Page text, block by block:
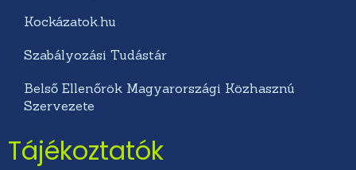
Kockázatok.hu
Szabályozási Tudástár
Belső Ellenőrök Magyarországi Közhasznú
Szervezete
Tájékoztatók